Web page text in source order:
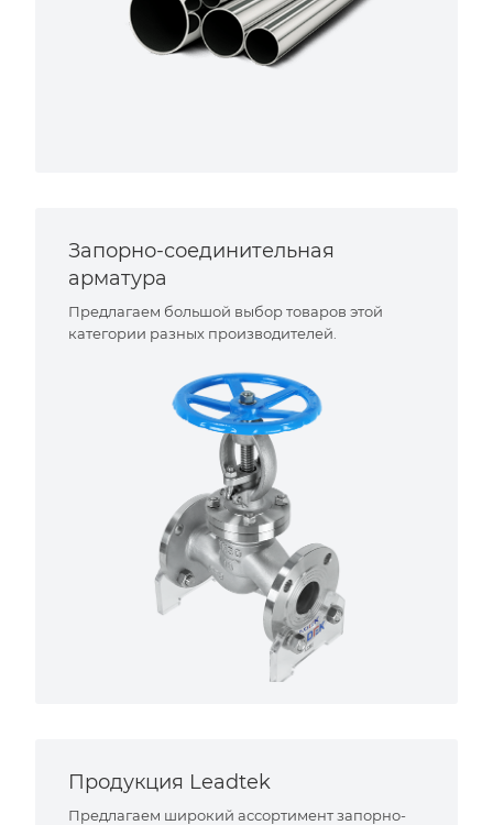
Запорно-соединительная
арматура
Предлагаем большой выбор товаров этой
категории разных производителей.
Продукция Leadtek
Предлагаем широкий ассортимент запорно-